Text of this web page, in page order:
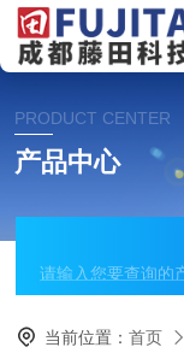
PRODUCT CENTER
产品中心
当前位置：首页